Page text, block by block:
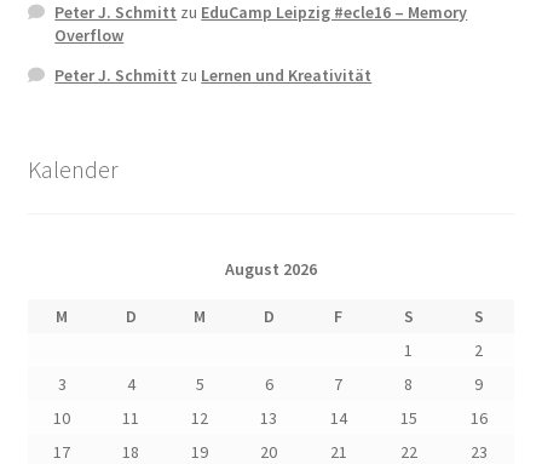
Peter J. Schmitt zu EduCamp Leipzig #ecle16 – Memory
Overflow
Peter J. Schmitt zu Lernen und Kreativität
Kalender
August 2026
M D M D F S
S
1
2
3
4 5 6 7 8
9
10
11 12 13 14 15
16
17
18 19 20 21 22
23